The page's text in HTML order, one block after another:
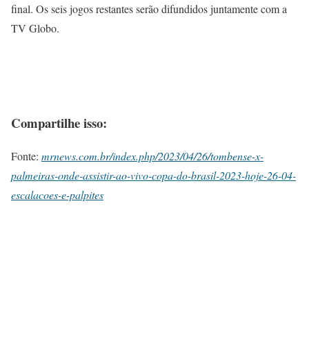
final. Os seis jogos restantes serão difundidos juntamente com a
TV Globo.
Compartilhe isso:
Fonte: mrnews.com.br/index.php/2023/04/26/tombense-x-
palmeiras-onde-assistir-ao-vivo-copa-do-brasil-2023-hoje-26-04-
escalacoes-e-palpites